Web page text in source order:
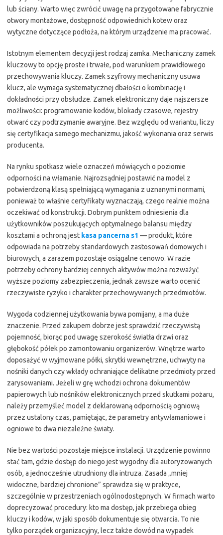
lub ściany. Warto więc zwrócić uwagę na przygotowane fabrycznie
otwory montażowe, dostępność odpowiednich kotew oraz
wytyczne dotyczące podłoża, na którym urządzenie ma pracować.
Istotnym elementem decyzji jest rodzaj zamka. Mechaniczny zamek
kluczowy to opcję proste i trwałe, pod warunkiem prawidłowego
przechowywania kluczy. Zamek szyfrowy mechaniczny usuwa
klucz, ale wymaga systematycznej dbałości o kombinację i
dokładności przy obsłudze. Zamek elektroniczny daje najszersze
możliwości: programowanie kodów, blokady czasowe, rejestry
otwarć czy podtrzymanie awaryjne. Bez względu od wariantu, liczy
się certyfikacja samego mechanizmu, jakość wykonania oraz serwis
producenta.
Na rynku spotkasz wiele oznaczeń mówiących o poziomie
odporności na włamanie. Najrozsądniej postawić na model z
potwierdzoną klasą spełniającą wymagania z uznanymi normami,
ponieważ to właśnie certyfikaty wyznaczają, czego realnie można
oczekiwać od konstrukcji. Dobrym punktem odniesienia dla
użytkowników poszukujących optymalnego balansu między
kosztami a ochroną jest kasa pancerna s1 — produkt, które
odpowiada na potrzeby standardowych zastosowań domowych i
biurowych, a zarazem pozostaje osiągalne cenowo. W razie
potrzeby ochrony bardziej cennych aktywów można rozważyć
wyższe poziomy zabezpieczenia, jednak zawsze warto ocenić
rzeczywiste ryzyko i charakter przechowywanych przedmiotów.
Wygoda codziennej użytkowania bywa pomijany, a ma duże
znaczenie. Przed zakupem dobrze jest sprawdzić rzeczywistą
pojemność, biorąc pod uwagę szerokość światła drzwi oraz
głębokość półek po zamontowaniu organizerów. Wnętrze warto
doposażyć w wyjmowane półki, skrytki wewnętrzne, uchwyty na
nośniki danych czy wkłady ochraniające delikatne przedmioty przed
zarysowaniami. Jeżeli w grę wchodzi ochrona dokumentów
papierowych lub nośników elektronicznych przed skutkami pożaru,
należy przemyśleć model z deklarowaną odpornością ogniową
przez ustalony czas, pamiętając, że parametry antywłamaniowe i
ogniowe to dwa niezależne światy.
Nie bez wartości pozostaje miejsce instalacji. Urządzenie powinno
stać tam, gdzie dostęp do niego jest wygodny dla autoryzowanych
osób, a jednocześnie utrudniony dla intruza. Zasada „mniej
widoczne, bardziej chronione” sprawdza się w praktyce,
szczególnie w przestrzeniach ogólnodostępnych. W firmach warto
doprecyzować procedury: kto ma dostęp, jak przebiega obieg
kluczy i kodów, w jaki sposób dokumentuje się otwarcia. To nie
tylko porządek organizacyjny, lecz także dowód na wypadek